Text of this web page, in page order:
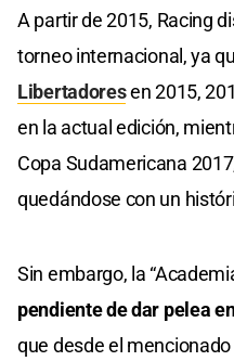
A partir de 2015, Racing
torneo internacional, ya
Libertadoresen 2015,
en la actual edición,
Copa Sudamericana
quedándose con un
Sin embargo, la
pendiente de dar pelea
que desde el